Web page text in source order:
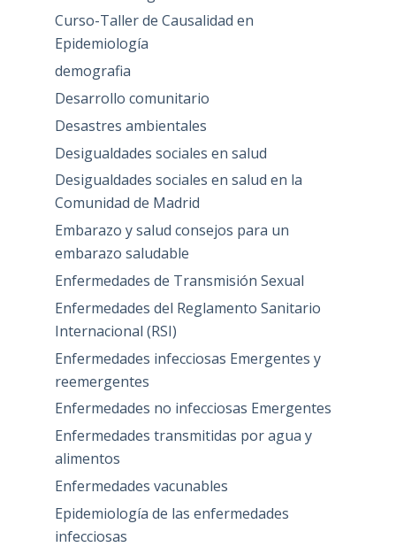
Curso-Taller de Causalidad en
Epidemiología
demografia
Desarrollo comunitario
Desastres ambientales
Desigualdades sociales en salud
Desigualdades sociales en salud en la
Comunidad de Madrid
Embarazo y salud consejos para un
embarazo saludable
Enfermedades de Transmisión Sexual
Enfermedades del Reglamento Sanitario
Internacional (RSI)
Enfermedades infecciosas Emergentes y
reemergentes
Enfermedades no infecciosas Emergentes
Enfermedades transmitidas por agua y
alimentos
Enfermedades vacunables
Epidemiología de las enfermedades
infecciosas